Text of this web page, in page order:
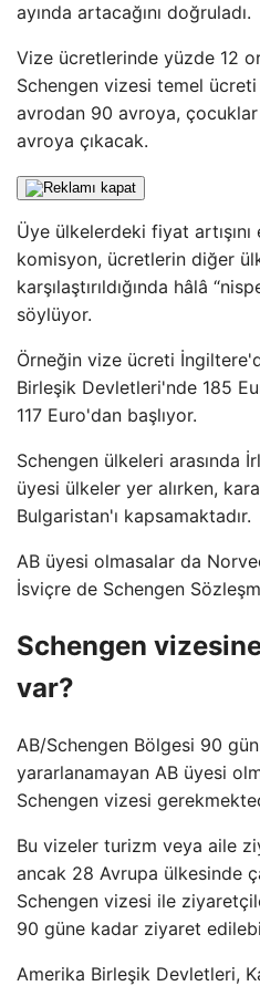
ayında artacağını doğruladı.
Vize ücretlerinde yüzde 12
Schengen vizesi temel
avrodan 90 avroya,
avroya çıkacak.
Üye ülkelerdeki fiyat
komisyon, ücretlerin diğer
karşılaştırıldığında hâlâ
söylüyor.
Örneğin vize ücreti
Birleşik Devletleri'nde 185
117 Euro'dan başlıyor.
Schengen ülkeleri arasında
üyesi ülkeler yer alırken, kara
Bulgaristan'ı kapsamaktadır.
AB üyesi olmasalar da
İsviçre de Schengen
Schengen
var?
AB/Schengen Bölgesi 90
yararlanamayan AB üyesi
Schengen vizesi
Bu vizeler turizm veya aile
ancak 28 Avrupa ülkesinde
Schengen vizesi ile
90 güne kadar ziyaret
Amerika Birleşik Devletleri,